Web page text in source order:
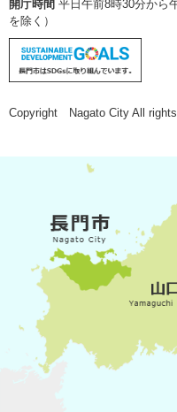
開庁時間 平日午前8時30分から
を除く）
Copyright Nagato City All rights